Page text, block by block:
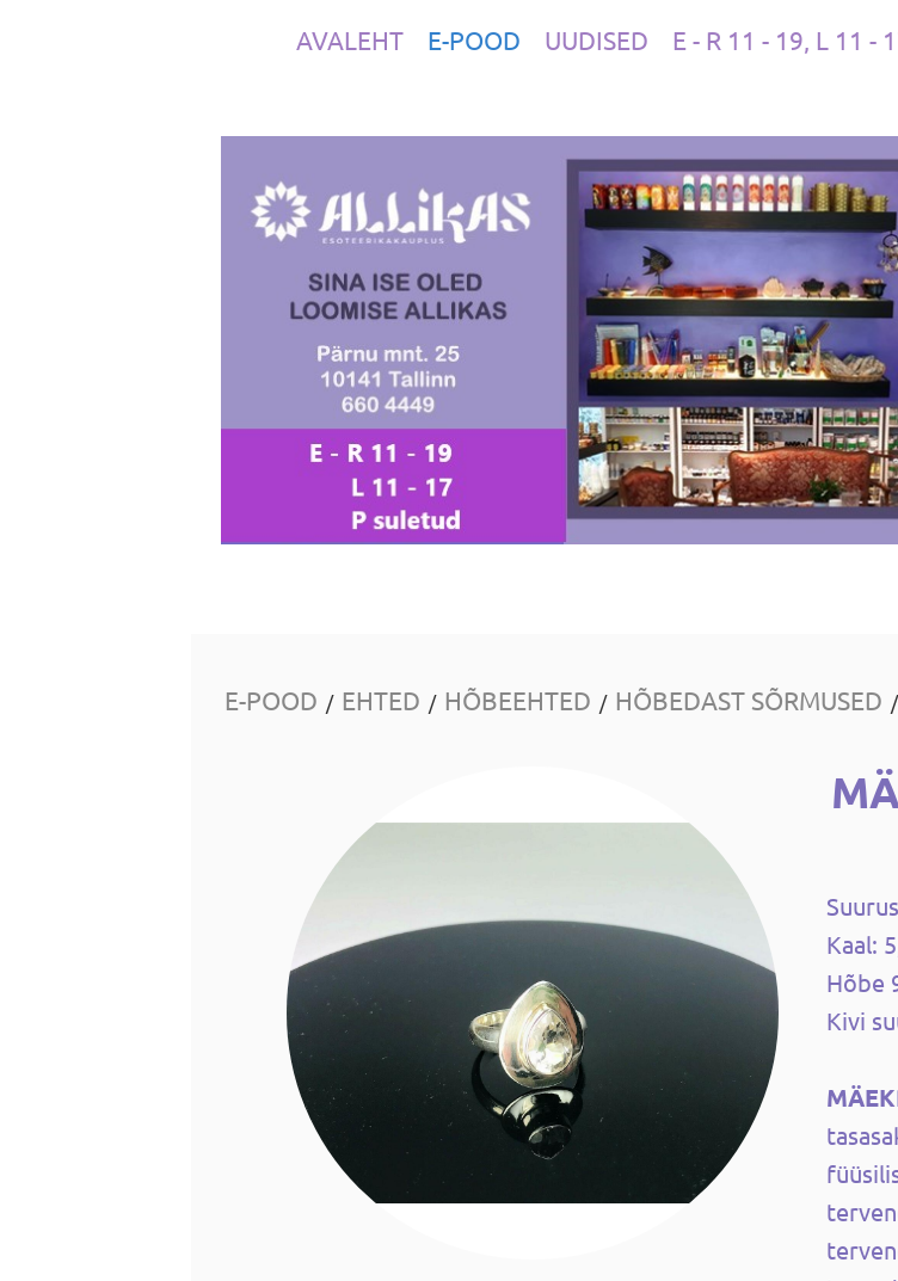
AVALEHT E-POOD UUDISED E - R 11 - 19, L 11 -
E-POOD / EHTED / HÕBEEHTED / HÕBEDAST SÕRMUSED /
Kaal:
Hõbe
Kivi